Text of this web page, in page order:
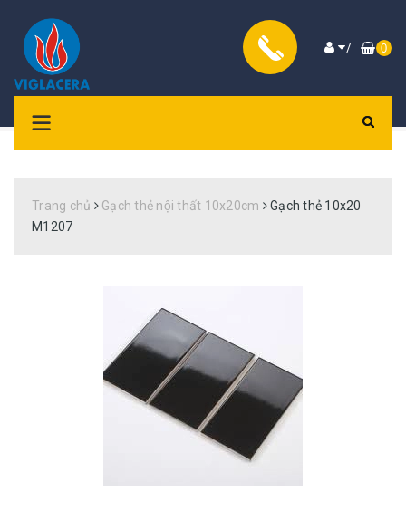
/ 0
Trang chủ Gạch thẻ nội thất 10x20cm
Gạch thẻ 10x20
M1207